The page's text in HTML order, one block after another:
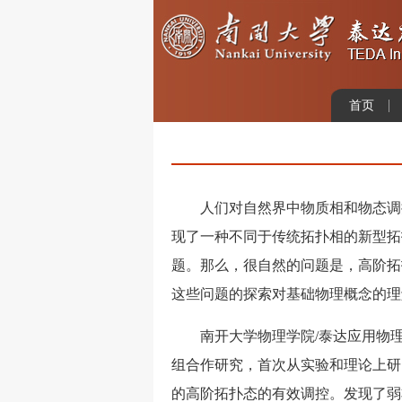
首页
人们对自然界中物质相和物态调
现了一种不同于传统拓扑相的新型
题。那么，很自然的问题是，高阶
这些问题的探索对基础物理概念的
南开大学物理学院/泰达应用物理
组合作研究，首次从实验和理论上
的高阶拓扑态的有效调控。发现了